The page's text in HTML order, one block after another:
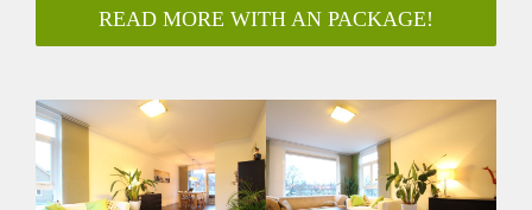
Dit prachtige ruime 3-kamer appartement is gelegen in een
kleinschalig appartementen complex.
ruime dakterras van ca. 20m2 die is gelegen op het noorden.
Er is een gesloten keuken die is v.v. een vaatwasser, koelkast
met vriezer, combi oven/magnetron en 4-pits keramische
kookplaat. De 2 slaapkamers zijn ca. 14m2 en 6m2. De
READ MORE WITH AN PACKAGE!